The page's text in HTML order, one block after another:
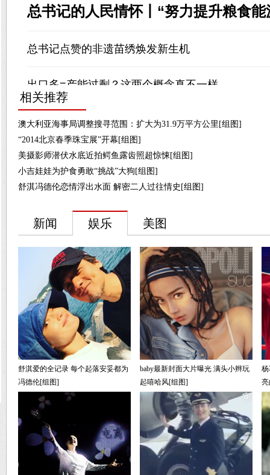
相关推荐
澳大利亚海事局调整搜寻范围：扩大为31.9万平方公里[组图]
“2014北京春季珠宝展”开幕[组图]
美摄影师潜伏水底近拍鳄鱼露齿照超惊悚[组图]
小吉娃娃为护食勇敢“挑战”大狗[组图]
舒淇冯德伦恋情浮出水面 解密二人过往情史[组图]